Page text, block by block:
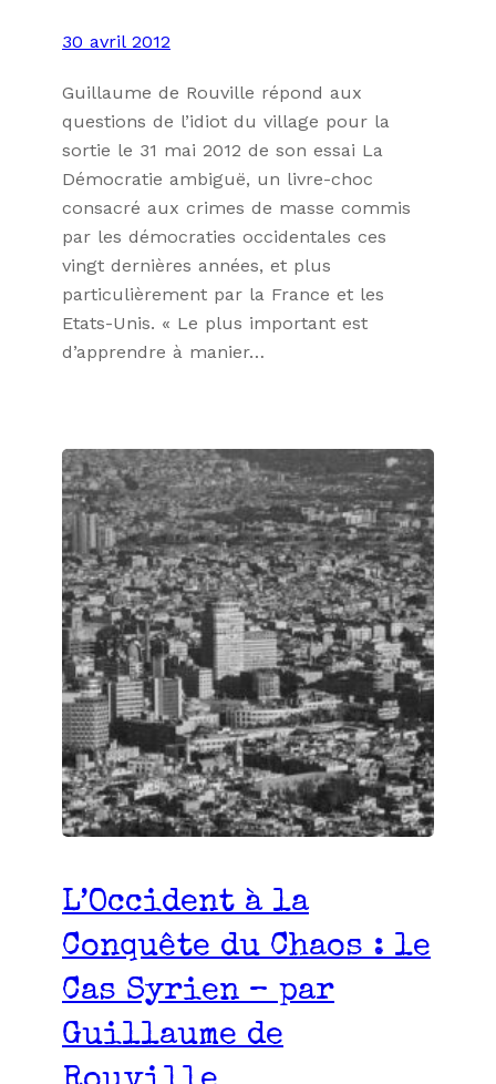
30 avril 2012
Guillaume de Rouville répond aux
questions de l’idiot du village pour la
sortie le 31 mai 2012 de son essai La
Démocratie ambiguë, un livre-choc
consacré aux crimes de masse commis
par les démocraties occidentales ces
vingt dernières années, et plus
particulièrement par la France et les
Etats-Unis. « Le plus important est
d’apprendre à manier…
L’Occident à la
Conquête du Chaos : le
Cas Syrien – par
Guillaume de